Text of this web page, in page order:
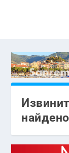
найдено